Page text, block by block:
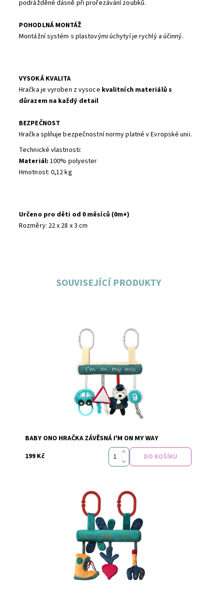
podrážděné dásně při prořezávání zoubků.
POHODLNÁ MONTÁŽ
Montážní systém s plastovými úchytyí je rychlý a účinný.
VYSOKÁ KVALITA
Hračka je vyroben z vysoce kvalitních materiálů s
důrazem na každý detail
BEZPEČNOST
Hračka splňuje bezpečnostní normy platné v Evropské unii.
Technické vlastnosti:
Materiál: 100% polyester
Hmotnost: 0,12 kg
Určeno pro děti od 0 měsíců (0m+)
Rozměry: 22 x 28 x 3 cm
SOUVISEJÍCÍ PRODUKTY
Skladem
Značka: Baby Ono
BABY ONO HRAČKA ZÁVĚSNÁ I'M ON MY WAY
199 Kč
Skladem